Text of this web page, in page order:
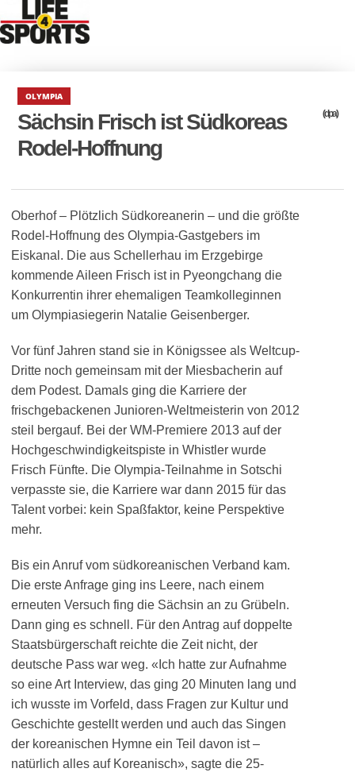
OLYMPIA
Sächsin Frisch ist Südkoreas
Rodel-Hoffnung
(dpa)
Oberhof – Plötzlich Südkoreanerin – und die größte
Rodel-Hoffnung des Olympia-Gastgebers im
Eiskanal. Die aus Schellerhau im Erzgebirge
kommende Aileen Frisch ist in Pyeongchang die
Konkurrentin ihrer ehemaligen Teamkolleginnen
um Olympiasiegerin Natalie Geisenberger.
Vor fünf Jahren stand sie in Königssee als Weltcup-
Dritte noch gemeinsam mit der Miesbacherin auf
dem Podest. Damals ging die Karriere der
frischgebackenen Junioren-Weltmeisterin von 2012
steil bergauf. Bei der WM-Premiere 2013 auf der
Hochgeschwindigkeitspiste in Whistler wurde
Frisch Fünfte. Die Olympia-Teilnahme in Sotschi
verpasste sie, die Karriere war dann 2015 für das
Talent vorbei: kein Spaßfaktor, keine Perspektive
mehr.
Bis ein Anruf vom südkoreanischen Verband kam.
Die erste Anfrage ging ins Leere, nach einem
erneuten Versuch fing die Sächsin an zu Grübeln.
Dann ging es schnell. Für den Antrag auf doppelte
Staatsbürgerschaft reichte die Zeit nicht, der
deutsche Pass war weg. «Ich hatte zur Aufnahme
so eine Art Interview, das ging 20 Minuten lang und
ich wusste im Vorfeld, dass Fragen zur Kultur und
Geschichte gestellt werden und auch das Singen
der koreanischen Hymne ein Teil davon ist –
natürlich alles auf Koreanisch», sagte die 25-